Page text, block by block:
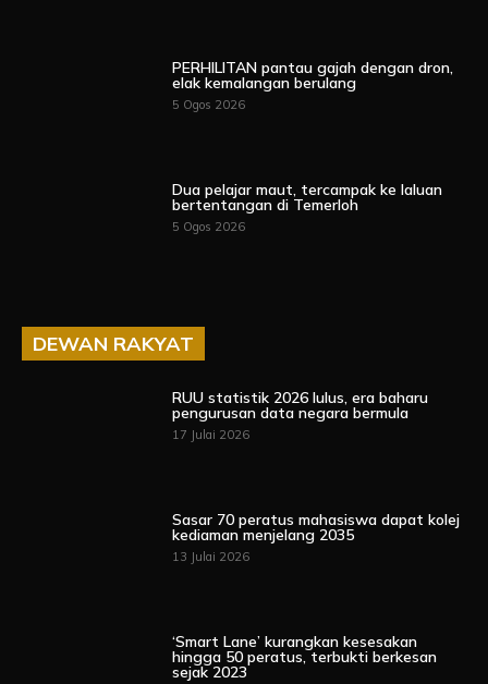
PERHILITAN pantau gajah dengan dron,
elak kemalangan berulang
5 Ogos 2026
Dua pelajar maut, tercampak ke laluan
bertentangan di Temerloh
5 Ogos 2026
DEWAN RAKYAT
RUU statistik 2026 lulus, era baharu
pengurusan data negara bermula
17 Julai 2026
Sasar 70 peratus mahasiswa dapat kolej
kediaman menjelang 2035
13 Julai 2026
‘Smart Lane’ kurangkan kesesakan
hingga 50 peratus, terbukti berkesan
sejak 2023